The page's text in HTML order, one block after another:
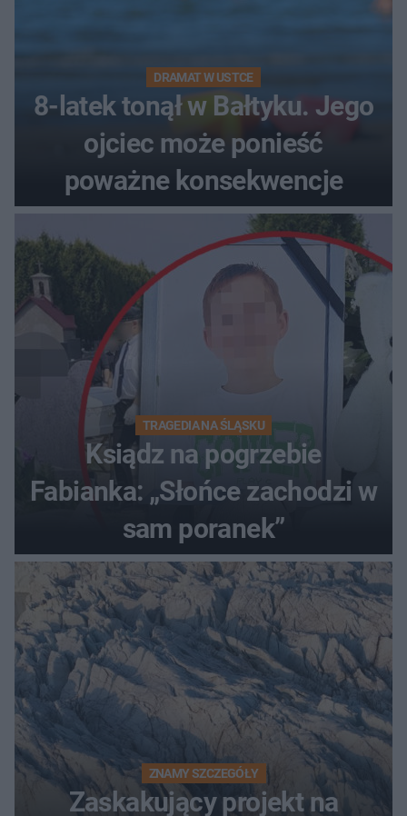
DRAMAT W USTCE
8-latek tonął w Bałtyku. Jego
ojciec może ponieść
poważne konsekwencje
TRAGEDIA NA ŚLĄSKU
Ksiądz na pogrzebie
Fabianka: „Słońce zachodzi w
sam poranek”
ZNAMY SZCZEGÓŁY
Zaskakujący projekt na